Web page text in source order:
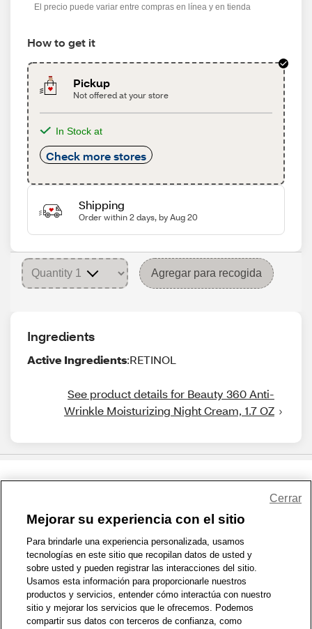
El precio puede variar entre compras en línea y en tienda
How to get it
Pickup
Not offered at your store
In Stock at
Check more stores
Shipping
Order within 2 days, by Aug 20
Agregar para recogida
Ingredients
Active Ingredients:RETINOL
See product details for Beauty 360 Anti-
Wrinkle Moisturizing Night Cream, 1.7 OZ
1-800-679-9691 | Contáctenos | Términos de Uso | Accesibilidad
Política de Privacidad | WA Privacy Policy | Mapa del sitio
Zona de Bienestar | © 1999 - 2026 CVS.com
Mejorar su experiencia con el sitio
Para brindarle una experiencia personalizada, usamos
tecnologías en este sitio que recopilan datos de usted y
sobre usted y pueden registrar las interacciones del sitio.
Usamos esta información para proporcionarle nuestros
productos y servicios, entender cómo interactúa con nuestro
sitio y mejorar los servicios que le ofrecemos. Podemos
compartir sus datos con terceros de confianza, como
Cerrar